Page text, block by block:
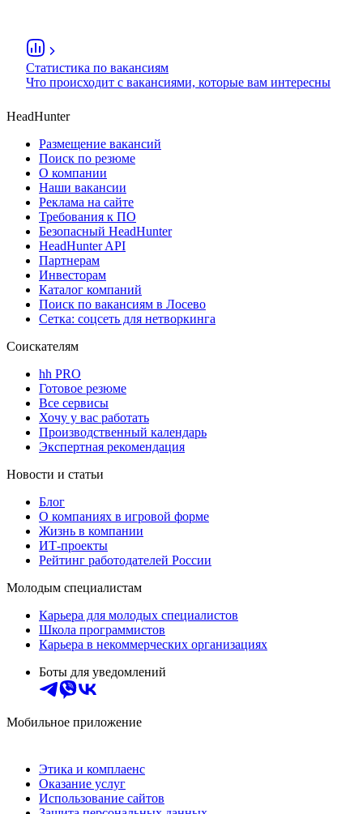
Статистика по вакансиям
Что происходит с вакансиями, которые вам интересны
HeadHunter
Размещение вакансий
Поиск по резюме
О компании
Наши вакансии
Реклама на сайте
Требования к ПО
Безопасный HeadHunter
HeadHunter API
Партнерам
Инвесторам
Каталог компаний
Поиск по вакансиям в Лосево
Сетка: соцсеть для нетворкинга
Соискателям
hh PRO
Готовое резюме
Все сервисы
Хочу у вас работать
Производственный календарь
Экспертная рекомендация
Новости и статьи
Блог
О компаниях в игровой форме
Жизнь в компании
ИТ-проекты
Рейтинг работодателей России
Молодым специалистам
Карьера для молодых специалистов
Школа программистов
Карьера в некоммерческих организациях
Боты для уведомлений
Мобильное приложение
Этика и комплаенс
Оказание услуг
Использование сайтов